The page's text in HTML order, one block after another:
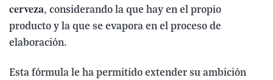
cerveza, considerando la que hay en el propio
producto y la que se evapora en el proceso de
elaboración.
Esta fórmula le ha permitido extender su ambición